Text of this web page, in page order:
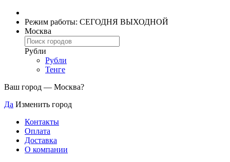
Режим работы: СЕГОДНЯ ВЫХОДНОЙ
Москва
Рубли
Рубли
Тенге
Ваш город — Москва?
Да Изменить город
Контакты
Оплата
Доставка
О компании